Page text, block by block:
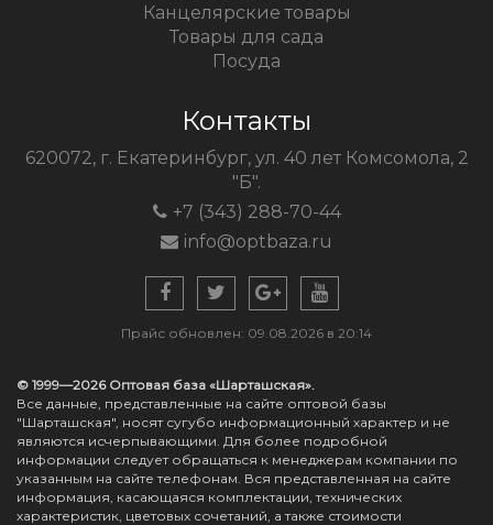
Канцелярские товары
Товары для сада
Посуда
Контакты
620072, г. Екатеринбург, ул. 40 лет Комсомола, 2
"Б".
+7 (343) 288-70-44
info@optbaza.ru
Прайс обновлен: 09.08.2026 в 20:14
© 1999—2026 Оптовая база «Шарташская».
Все данные, представленные на сайте оптовой базы
"Шарташская", носят сугубо информационный характер и не
являются исчерпывающими. Для более подробной
информации следует обращаться к менеджерам компании по
указанным на сайте телефонам. Вся представленная на сайте
информация, касающаяся комплектации, технических
характеристик, цветовых сочетаний, а также стоимости